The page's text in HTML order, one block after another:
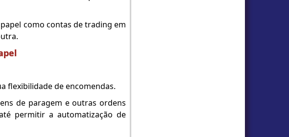
como contas de trading em
flexibilidade de encomendas.
de paragem e outras ordens
permitir a automatização de